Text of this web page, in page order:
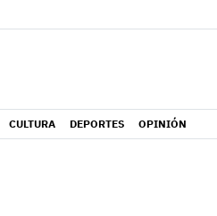
CULTURA DEPORTES OPINIÓN